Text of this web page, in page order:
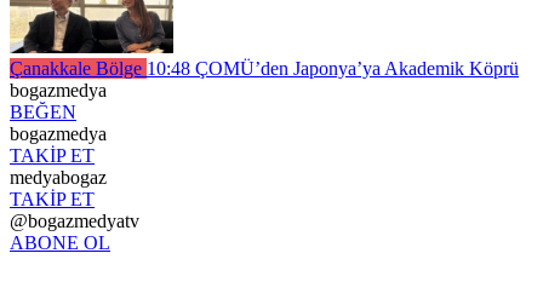
Çanakkale Bölge 10:48 ÇOMÜ’den Japonya’ya Akademik Köprü
bogazmedya
BEĞEN
bogazmedya
TAKİP ET
medyabogaz
TAKİP ET
@bogazmedyatv
ABONE OL